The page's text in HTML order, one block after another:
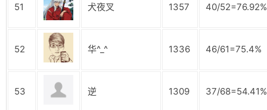
51 犬夜叉 1357 40/52=76.92%
52 华^_^ 1336 46/61=75.4%
53 逆 1309 37/68=54.41%